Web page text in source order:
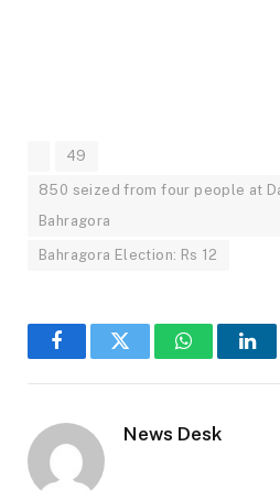
49
850 seized from four people at
Bahragora
Bahragora Election: Rs 12
FacebookTwitter WhatsApp
News Desk